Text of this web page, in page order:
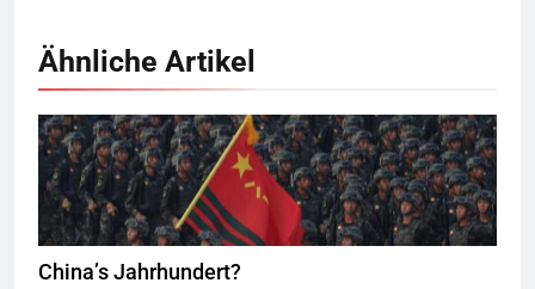
Ähnliche Artikel
Quelle©CC-BY-SA-4.0
China’s Jahrhundert?